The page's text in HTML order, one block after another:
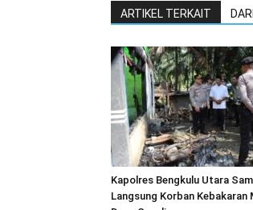
ARTIKEL TERKAIT
Kapolres Bengkulu Utara
Langsung Korban Kebakaran